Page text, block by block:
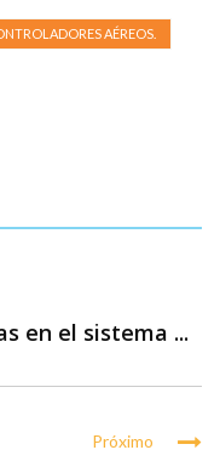
AÉREOS.
en el sistema ...
Próximo